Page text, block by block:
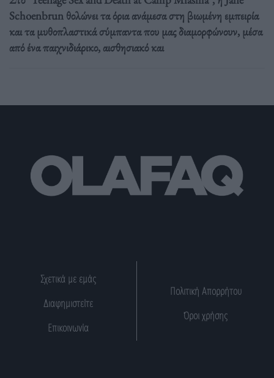
Schoenbrun θολώνει τα όρια ανάμεσα στη βιωμένη εμπειρία
και τα μυθοπλαστικά σύμπαντα που μας διαμορφώνουν, μέσα
από ένα παιχνιδιάρικο, αισθησιακό και
Σχετικά με εμάς
Διαφημιστείτε
Επικοινωνία
Πολιτική Απορρήτου
Όροι χρήσης